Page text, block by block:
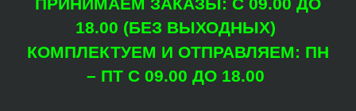
ПРИНИМАЕМ ЗАКАЗЫ: С 09.00 ДО
18.00 (БЕЗ ВЫХОДНЫХ)
КОМПЛЕКТУЕМ И ОТПРАВЛЯЕМ: ПН
– ПТ С 09.00 ДО 18.00